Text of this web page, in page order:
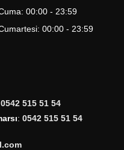
00:00 - 23:59
00:00 - 23:59
0542 515 51 54
: 0542 515 51 54